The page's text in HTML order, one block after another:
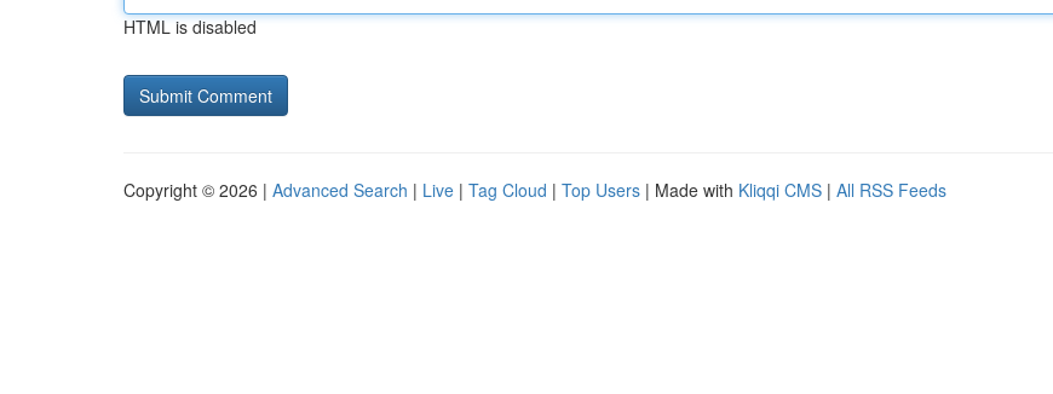
HTML is disabled
Copyright © 2026 | Advanced Search | Live | Tag Cloud | Top Users | Made with Kliqqi CMS | All RSS Feeds